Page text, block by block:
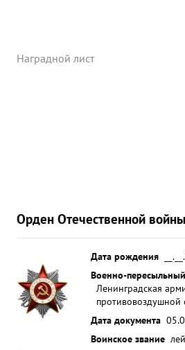
Наградной лист
Орден Отечественной
Дата рождения
Военно-
Ленинградская
Дата документа
Воинское звание